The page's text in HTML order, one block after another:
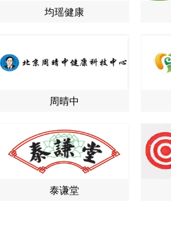
均瑶健康
周晴中
泰谦堂